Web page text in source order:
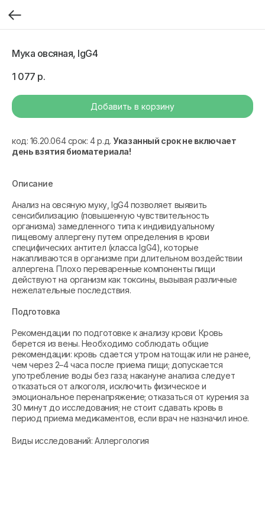
Мука овсяная, IgG4
1 077 р.
Добавить в корзину
код: 16.20.064 срок: 4 р.д.Указанный срок не включает
день взятия биоматериала!
Описание
Анализ на овсяную муку, IgG4 позволяет выявить
сенсибилизацию (повышенную чувствительность
организма) замедленного типа к индивидуальному
пищевому аллергену путем определения в крови
специфических антител (класса IgG4), которые
накапливаются в организме при длительном воздействии
аллергена. Плохо переваренные компоненты пищи
действуют на организм как токсины, вызывая различные
нежелательные последствия.
Подготовка
Рекомендации по подготовке к анализу крови: Кровь
берется из вены. Необходимо соблюдать общие
рекомендации: кровь сдается утром натощак или не ранее,
чем через 2–4 часа после приема пищи; допускается
употребление воды без газа; накануне анализа следует
отказаться от алкоголя, исключить физическое и
эмоциональное перенапряжение; отказаться от курения за
30 минут до исследования; не стоит сдавать кровь в
период приема медикаментов, если врач не назначил иное.
Виды исследований: Аллергология